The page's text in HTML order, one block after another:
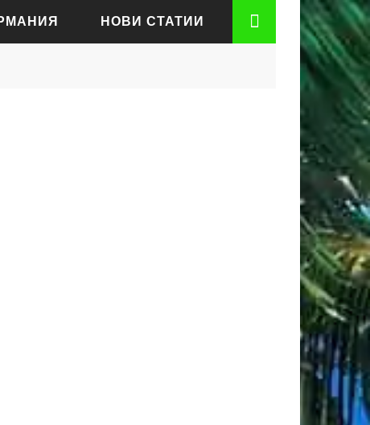
НОВИ СТАТИИ